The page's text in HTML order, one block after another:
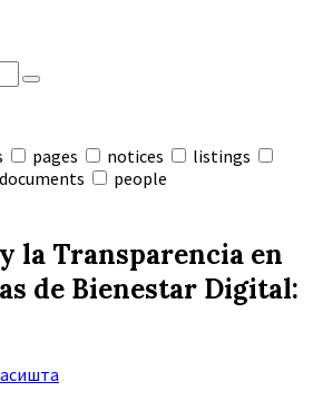
pages notices
listings
documents people
la Transparencia en
de Bienestar Digital: